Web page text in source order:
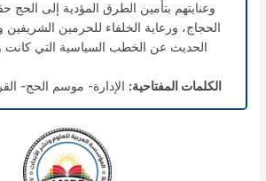
وعنايتهم بتأمين الطرق المؤدية إلى الحج
الحجاج، ورعاية الخلفاء للحرمين الشريفين
الحديث عن الخطب السياسية التي
الكلمات المفتاحية: الإدارة- موسم الحج-